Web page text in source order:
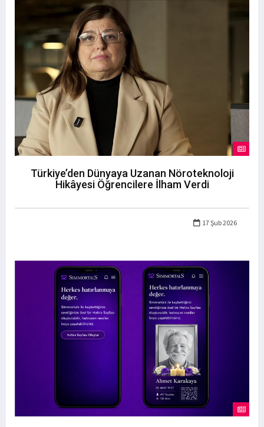
Türkiye’den Dünyaya Uzanan Nöroteknoloji
Hikâyesi Öğrencilere İlham Verdi
17 Şub 2026